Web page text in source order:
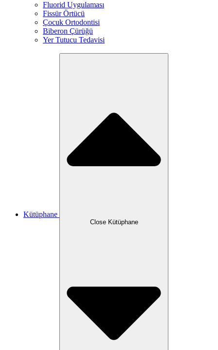
Fluorid Uygulaması
Fissür Örtücü
Çocuk Ortodontisi
Biberon Çürüğü
Yer Tutucu Tedavisi
Kütüphane
Close Kütüphane